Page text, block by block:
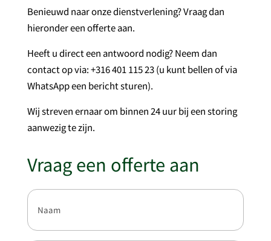
Benieuwd naar onze dienstverlening? Vraag dan
hieronder een offerte aan.
Heeft u direct een antwoord nodig? Neem dan
contact op via: +316 401 115 23 (u kunt bellen of via
WhatsApp een bericht sturen).
Wij streven ernaar om binnen 24 uur bij een storing
aanwezig te zijn.
Vraag een offerte aan
Naam